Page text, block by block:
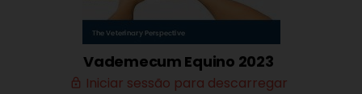
Vademecum Equino 2023
lock_outline Iniciar sessão para descarregar